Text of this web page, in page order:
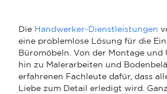
Die Handwerker-Dienstleistungen
eine problemlose Lösung für die
Büromöbeln. Von der Montage und
hin zu Malerarbeiten und
erfahrenen Fachleute dafür, dass
Liebe zum Detail erledigt wird.